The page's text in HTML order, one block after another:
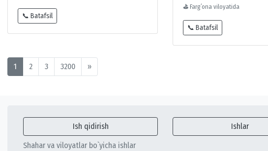
📞 Batafsil
⛳ Fargʻona viloyatida
📞 Batafsil
1 2 3 3200 »
Ish qidirish Ishlar
Shahar va viloyatlar bo`yicha ishlar